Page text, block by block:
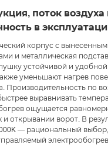
поток воздуха
в
корпус с
и металлическая
устойчивой и
уменьшают нагрев
Производительность по
выравнивать
ощущается
и открывании ворот. В
— рациональный